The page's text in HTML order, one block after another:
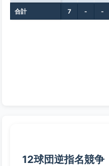
合計 7 - -
12球団逆指名競争